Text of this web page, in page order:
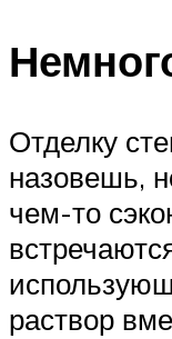
Отделку
назовешь,
чем-то
раствор